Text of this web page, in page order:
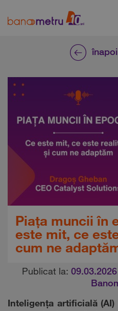
Piața muncii în
este mit, ce
cum ne
Publicat la:
Inteligența artificială (AI)